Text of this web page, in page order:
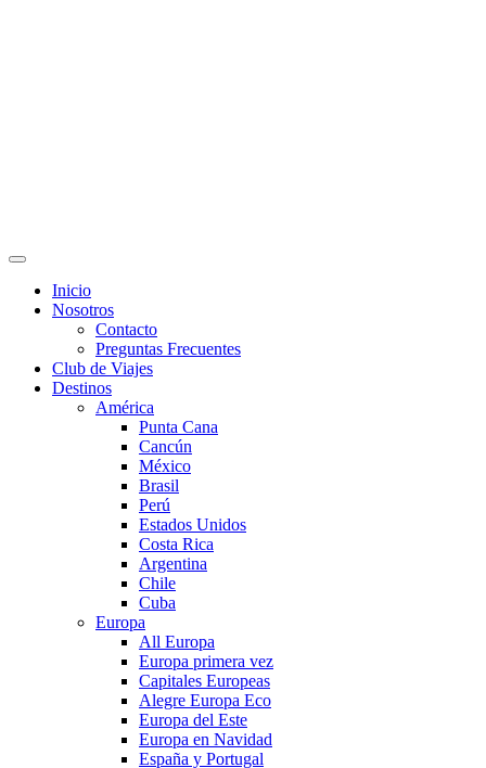
Inicio
Nosotros
Contacto
Preguntas Frecuentes
Club de Viajes
Destinos
América
Punta Cana
Cancún
México
Brasil
Perú
Estados Unidos
Costa Rica
Argentina
Chile
Cuba
Europa
All Europa
Europa primera vez
Capitales Europeas
Alegre Europa Eco
Europa del Este
Europa en Navidad
España y Portugal